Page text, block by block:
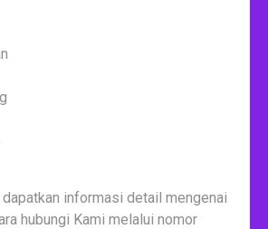
dapatkan informasi detail mengenai
hubungi Kami melalui nomor